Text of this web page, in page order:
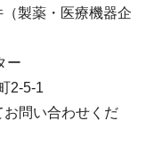
製薬・医療機器企
ー
2-5-1
問い合わせくだ